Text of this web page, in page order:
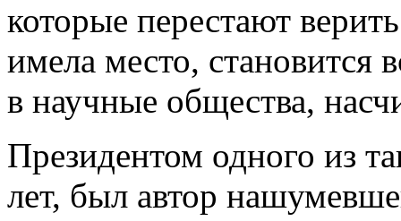
которые перестают
имела место, становится
в научные общества,
Президентом одного из
лет, был автор